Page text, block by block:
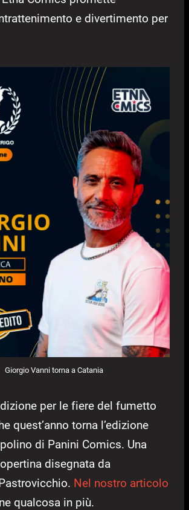
e divertimento per
Giorgio Vanni torna a Catania
per le fiere del fumetto
quest’anno torna l’edizione
di Panini Comics. Una
disegnata da
Nel nostro articolo
qualcosa in più.